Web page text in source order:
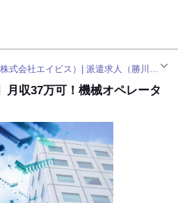
製造スタッフ(組立・加工等)（株式会社エイビス）| 派遣求人（勝川駅）
月収37万可！機械オペレータ